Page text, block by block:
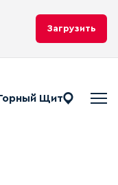
Загрузить
Щит
Chio-